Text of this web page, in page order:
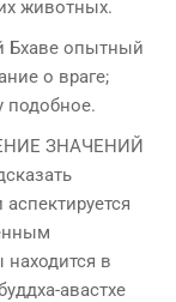
животных.
Бхаве опытный
о враге;
подобное.
ЗНАЧЕНИЙ
находится в
авастхе